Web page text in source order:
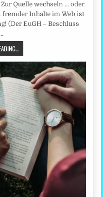
Quelle wechseln … oder
Inhalte im Web ist
(Der EuGH – Beschluss